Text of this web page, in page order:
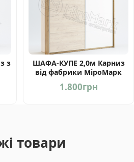
з
ШАФА-КУПЕ 2,0м Карниз
від фабрики МіроМарк
1.800грн
товари